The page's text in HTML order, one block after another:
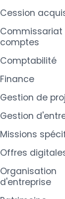
Cession
Commissariat
comptes
Comptabilité
Finance
Gestion de
Gestion
Missions
Offres
Organisation
d'entreprise